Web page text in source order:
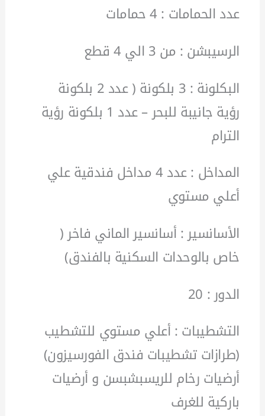
عدد الحمامات : 4 حمامات
الرسيبشن : من 3 الي 4 قطع
البكلونة : 3 بلكونة ( عدد 2 بلكونة
رؤية جانيبة للبحر – عدد 1 بلكونة رؤية
الترام
المداخل : عدد 4 مداخل فندقية علي
أعلي مستوي
الأسانسير : أسانسير الماني فاخر (
خاص بالوحدات السكنية بالفندق)
الدور : 20
التشطيبات : أعلي مستوي للتشطيب
(طرازات تشطيبات فندق الفورسيزون)
أرضيات رخام للريسبشبسن و أرضيات
باركية للغرف